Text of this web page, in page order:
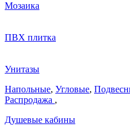
Мозаика
ПВХ плитка
Унитазы
Напольные, Угловые,
Распродажа ,
Душевые кабины